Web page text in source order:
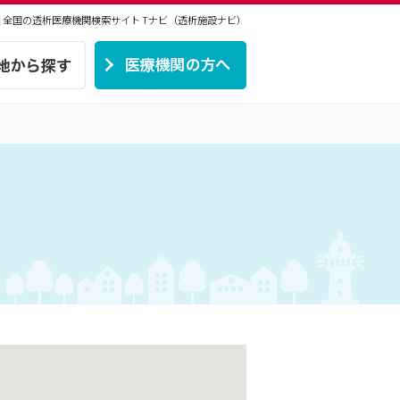
国の透析医療機関検索サイトTナビ（透析施設ナビ）